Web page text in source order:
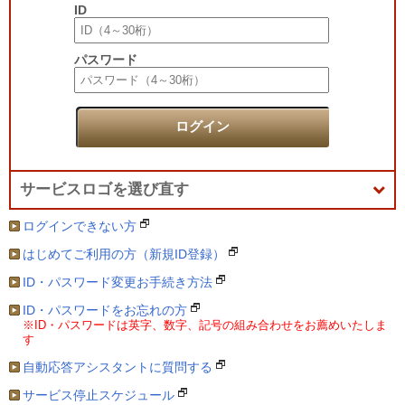
ID
パスワード
ログイン
サービスロゴを選び直す
ログインできない方
はじめてご利用の方（新規ID登録）
ID・パスワード変更お手続き方法
ID・パスワードをお忘れの方
※ID・パスワードは英字、数字、記号の組み合わせをお薦めいたしま
す
自動応答アシスタントに質問する
サービス停止スケジュール